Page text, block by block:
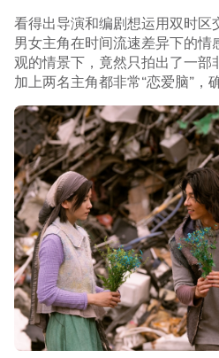
看得出导演和编剧想运用双时区
男女主角在时间流速差异下的情
观的情景下，竟然只拍出了一部
加上两名主角都非常“恋爱脑”，